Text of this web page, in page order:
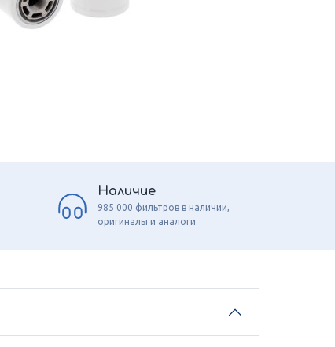
Наличие
985 000 фильтров в наличии,
оригиналы и аналоги